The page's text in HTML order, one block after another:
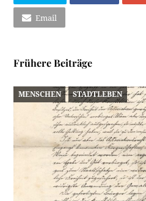
Email
Frühere Beiträge
MENSCHEN STADTLEBEN